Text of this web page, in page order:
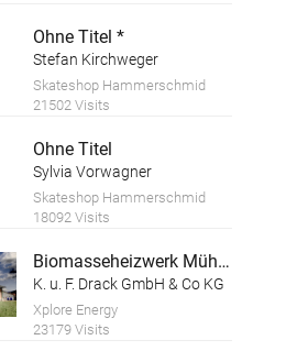
Ohne Titel *
Stefan Kirchweger
Skateshop Hammerschmid
21502 Visits
Ohne Titel
Sylvia Vorwagner
Skateshop Hammerschmid
18092 Visits
Biomasseheizwerk Mühldorf
K. u. F. Drack GmbH & Co KG
Xplore Energy
23179 Visits